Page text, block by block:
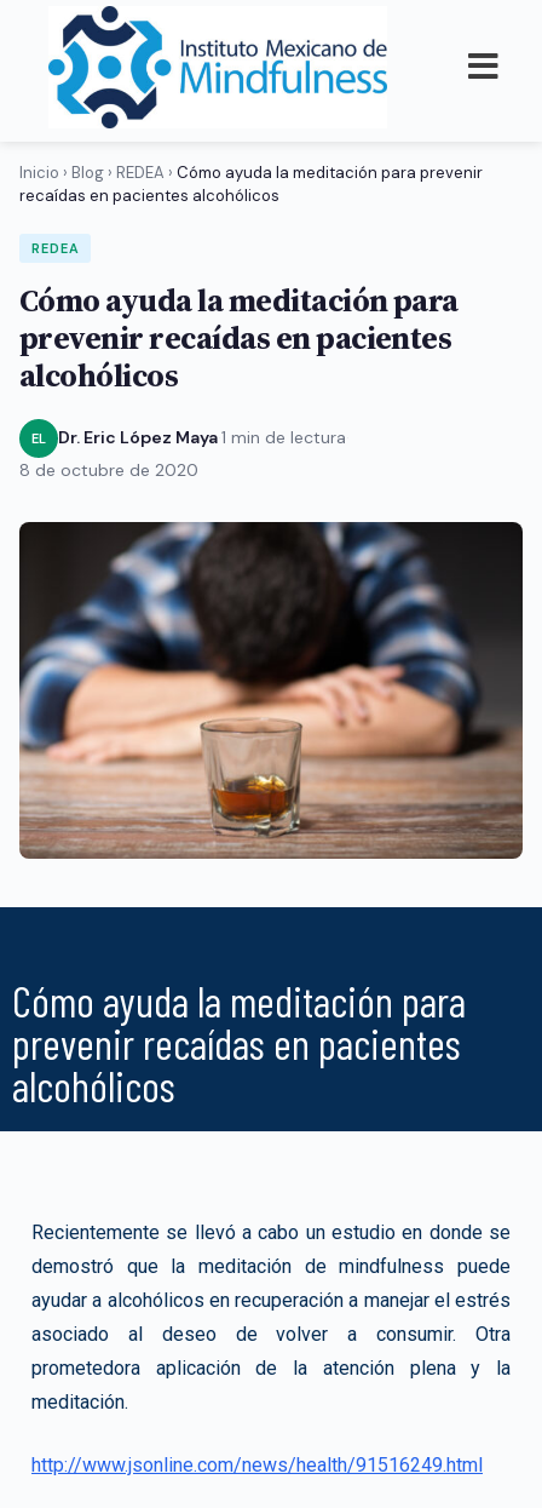
Inicio › Blog › REDEA › Cómo ayuda la meditación para prevenir
recaídas en pacientes alcohólicos
REDEA
Cómo ayuda la meditación para
prevenir recaídas en pacientes
alcohólicos
EL Dr. Eric López Maya1 min de lectura
8 de octubre de 2020
Cómo ayuda la meditación para
prevenir recaídas en pacientes
alcohólicos
Recientemente se llevó a cabo un estudio en donde se
demostró que la meditación de mindfulness puede
ayudar a alcohólicos en recuperación a manejar el estrés
asociado al deseo de volver a consumir. Otra
prometedora aplicación de la atención plena y la
meditación.
http://www.jsonline.com/news/health/91516249.html